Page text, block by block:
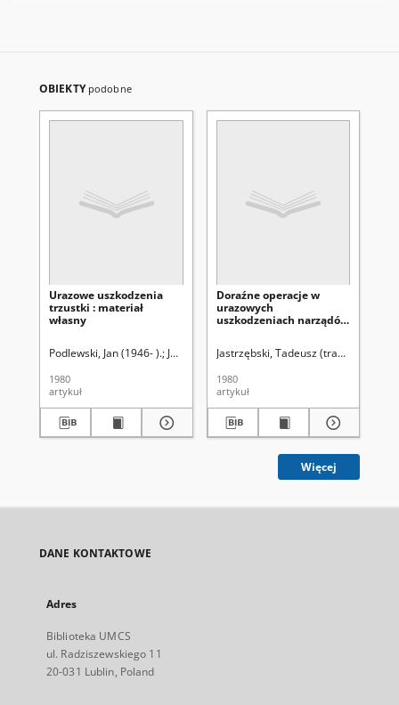
OBIEKTY podobne
Urazowe uszkodzenia
trzustki : materiał
własny
Podlewski, Jan (1946- ). Jastrzębski, Tadeusz (traumatologia).
1980
artykuł
Doraźne operacje w
urazowych
uszkodzeniach narządów
Jastrzębski, Tadeusz (traumatologia).
1980
artykuł
Więcej
DANE KONTAKTOWE
Adres
Biblioteka UMCS
ul. Radziszewskiego 11
20-031 Lublin, Poland